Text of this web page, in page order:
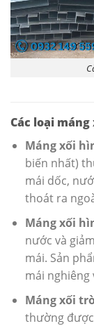
Các loại
Máng xối
biến nhất)
mái dốc,
thoát ra
Máng xối
nước và
mái. Sản
mái nghiêng
Máng xối
thường